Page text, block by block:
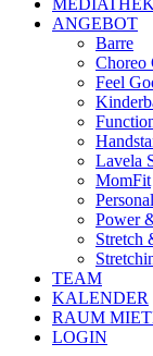
MEDIATHEK
ANGEBOT
Barre
Choreo
Feel
Lavela
MomFit
Power
Stretch
TEAM
KALENDER
RAUM
LOGIN